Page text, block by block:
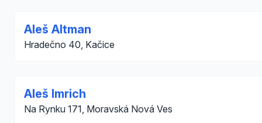
Aleš Altman
Hradečno 40, Kačice
Aleš Imrich
Na Rynku 171, Moravská Nová Ves